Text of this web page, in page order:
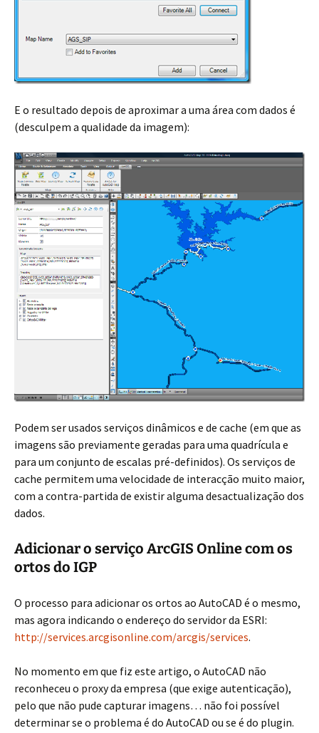
E o resultado depois de aproximar a uma área com dados é
(desculpem a qualidade da imagem):
Podem ser usados serviços dinâmicos e de cache (em que as
imagens são previamente geradas para uma quadrícula e
para um conjunto de escalas pré-definidos). Os serviços de
cache permitem uma velocidade de interacção muito maior,
com a contra-partida de existir alguma desactualização dos
dados.
Adicionar o serviço ArcGIS Online com os
ortos do IGP
O processo para adicionar os ortos ao AutoCAD é o mesmo,
mas agora indicando o endereço do servidor da ESRI:
http://services.arcgisonline.com/arcgis/services.
No momento em que fiz este artigo, o AutoCAD não
reconheceu o proxy da empresa (que exige autenticação),
pelo que não pude capturar imagens… não foi possível
determinar se o problema é do AutoCAD ou se é do plugin.